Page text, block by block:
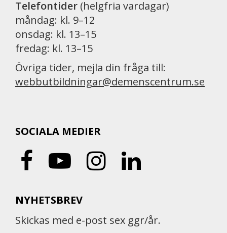
Telefontider (helgfria vardagar)
måndag: kl. 9–12
onsdag: kl. 13–15
fredag: kl. 13–15
Övriga tider, mejla din fråga till:
webbutbildningar@demenscentrum.se
SOCIALA MEDIER
NYHETSBREV
Skickas med e-post sex ggr/år.